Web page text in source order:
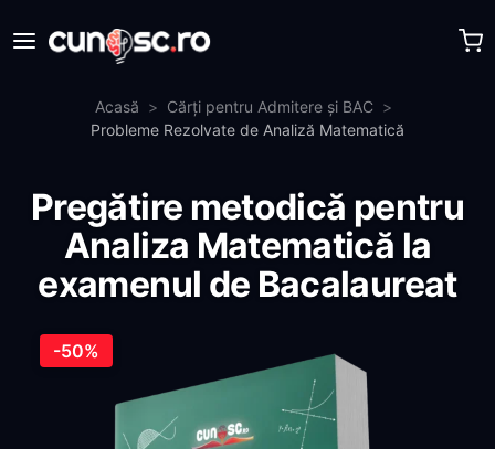
Acasă
Cărți pentru Admitere și BAC
Probleme Rezolvate de Analiză Matematică
Pregătire metodică pentru
Analiza Matematică la
examenul de Bacalaureat
-50%